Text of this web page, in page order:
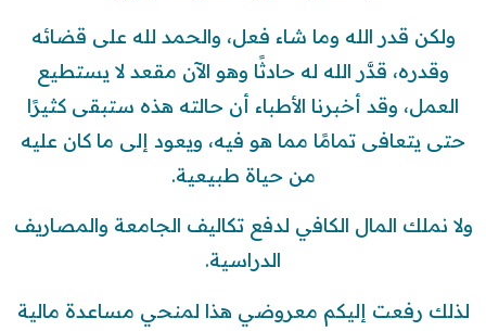
ولكن قدر الله وما شاء فعل، والحمد لله على قضائه
وقدره، قدَّر الله له حادثًا وهو الآن مقعد لا يستطيع
العمل، وقد أخبرنا الأطباء أن حالته هذه ستبقى كثيرًا
حتى يتعافى تمامًا مما هو فيه، ويعود إلى ما كان عليه
من حياة طبيعية.
ولا نملك المال الكافي لدفع تكاليف الجامعة والمصاريف
الدراسية.
لذلك رفعت إليكم معروضي هذا لمنحي مساعدة مالية